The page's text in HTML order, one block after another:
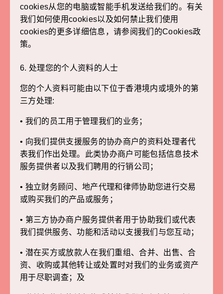
cookies从您的电脑或智能手机发送给我们的。有关
我们如何使用cookies以及如何禁止我们使用
cookies的更多详细信息，请参阅我们的Cookies政
策。
6. 处理您的个人资料的人士
您的个人资料可能由以下位于香港境内或境外的第
三方处理:
• 我们的员工用于管理我们的业务；
• 向我们提供支援服务的协办商户的资料处理者代
表我们作出处理。此类协办商户可能包括信息技术
服务提供者以及我们聘用的行销公司；
• 独立财务顾问、地产代理和律师协助您进行交易
或购买我们的产品或服务；
• 第三方协办商户服务提供者用于协助我们或代表
我们提供服务、功能和活动以支援我们与您互动；
• 潜在买方或放款人在我们重组、合并、出售、合
资、收购或其他转让或处置时对我们的业务或资产
用于尽职调查；及